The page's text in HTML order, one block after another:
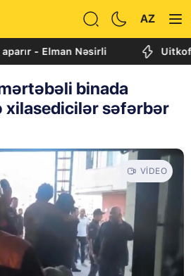
AZ
Nəsirli Uitkoff:
binada
xilasedicilər səfərbər
VIDEO